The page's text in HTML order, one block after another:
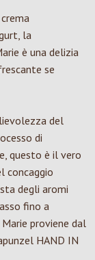
la
è una delizia
se
del
di
questo è il vero
concaggio
degli aromi
fino a
proviene dal
HAND IN